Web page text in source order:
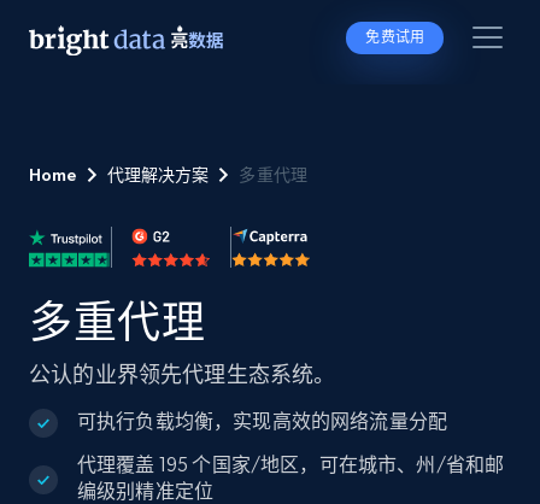
免费试用
Home 代理解决方案 多重代理
多重代理
公认的业界领先代理生态系统。
可执行负载均衡，实现高效的网络流量分配
代理覆盖 195 个国家/地区，可在城市、州/省和邮
编级别精准定位